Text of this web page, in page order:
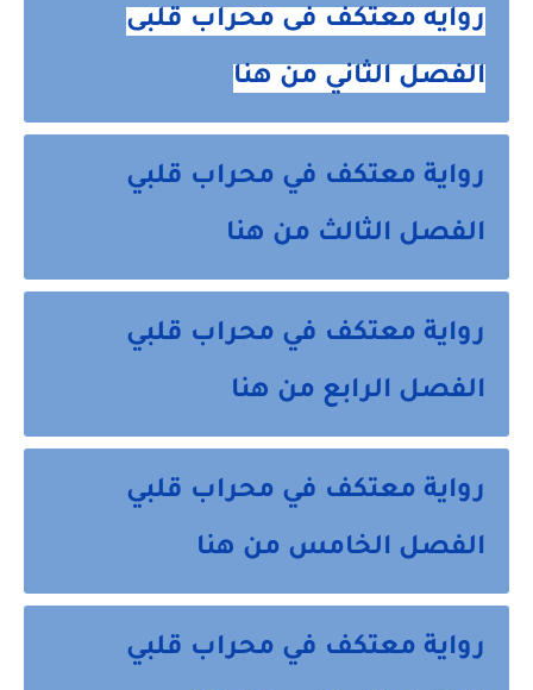
روايه معتكف فى محراب قلبى
الفصل الثاني من هنا
رواية معتكف في محراب قلبي
الفصل الثالث من هنا
رواية معتكف في محراب قلبي
الفصل الرابع من هنا
رواية معتكف في محراب قلبي
الفصل الخامس من هنا
رواية معتكف في محراب قلبي